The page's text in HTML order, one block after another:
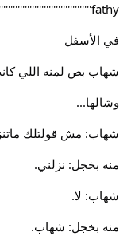
fathy'''''''''''''''''''''''''''''''''''''''''''
في الأسفل
شهاب بص لمنه اللي
وشالها...
شهاب: مش قولتلك
منه بخجل: نزلني.
شهاب: لا.
منه بخجل: شهاب.